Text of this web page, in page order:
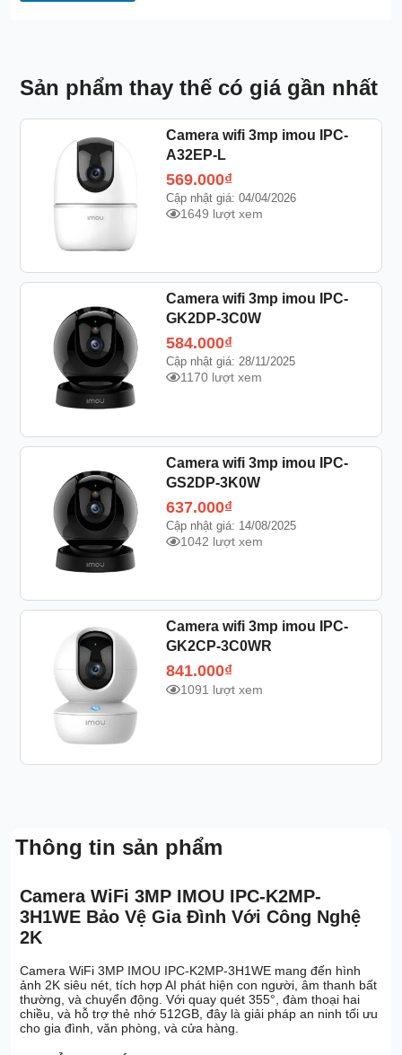
Thông tin sản phẩm
Camera WiFi 3MP IMOU IPC-K2MP-
3H1WE Bảo Vệ Gia Đình Với Công Nghệ
2K
Camera WiFi 3MP IMOU IPC-K2MP-3H1WE mang đến hình
ảnh 2K siêu nét, tích hợp AI phát hiện con người, âm thanh bất
thường, và chuyển động. Với quay quét 355°, đàm thoại hai
chiều, và hỗ trợ thẻ nhớ 512GB, đây là giải pháp an ninh tối ưu
cho gia đình, văn phòng, và cửa hàng.
Sản phẩm thay thế có giá gần nhất
Camera wifi 3mp imou IPC-
A32EP-L
569.000₫
Cập nhật giá: 04/04/2026
1649 lượt xem
Camera wifi 3mp imou IPC-
GK2DP-3C0W
584.000₫
Cập nhật giá: 28/11/2025
1170 lượt xem
Camera wifi 3mp imou IPC-
GS2DP-3K0W
637.000₫
Cập nhật giá: 14/08/2025
1042 lượt xem
Camera wifi 3mp imou IPC-
GK2CP-3C0WR
841.000₫
1091 lượt xem